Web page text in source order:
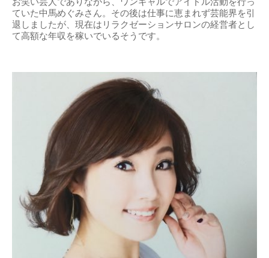
ていた中馬めぐみさん。その後は仕事に恵まれず芸能界を引
退しましたが、現在はリラクゼーションサロンの経営者とし
て高額な年収を稼いでいるそうです。